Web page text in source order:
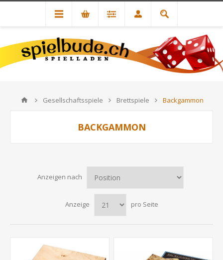
Gesellschaftsspiele Brettspiele Backgammon
BACKGAMMON
Anzeigen nach
Anzeige pro Seite